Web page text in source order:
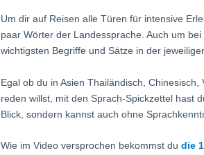
Um dir auf Reisen alle Türen für intensive
paar Wörter der Landessprache. Auch um
wichtigsten Begriffe und Sätze in der
Egal ob du in Asien Thailändisch,
reden willst, mit den Sprach-Spickzettel hast
Blick, sondern kannst auch ohne
Wie im Video versprochen bekommst du die